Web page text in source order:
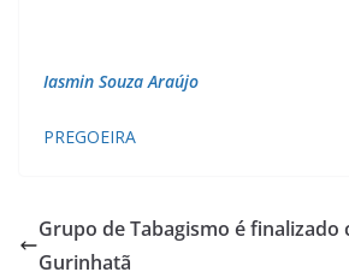
Iasmin Souza Araújo
PREGOEIRA
Grupo de Tabagismo é finalizado
Gurinhatã